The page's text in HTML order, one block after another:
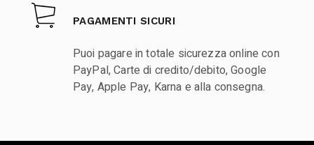
PAGAMENTI SICURI
Puoi pagare in totale sicurezza online con
PayPal, Carte di credito/debito, Google
Pay, Apple Pay, Karna e alla consegna.